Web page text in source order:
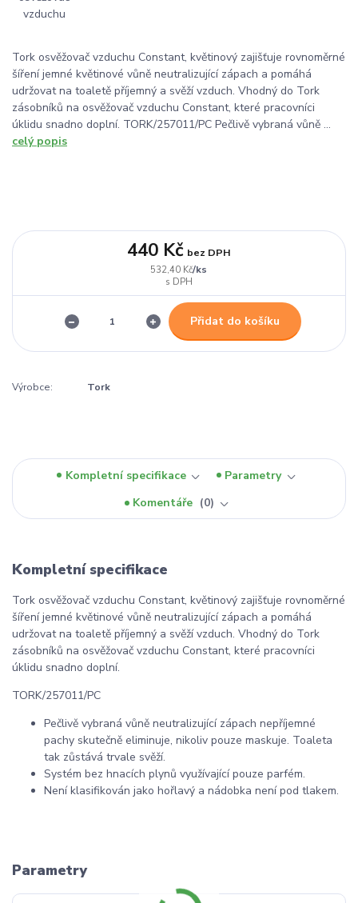
Tork osvěžovač vzduchu Constant, květinový zajišťuje rovnoměrné
šíření jemné květinové vůně neutralizující zápach a pomáhá
udržovat na toaletě příjemný a svěží vzduch. Vhodný do Tork
zásobníků na osvěžovač vzduchu Constant, které pracovníci
úklidu snadno doplní. TORK/257011/PC Pečlivě vybraná vůně ...
celý popis
532,40 Kč/ks
440 Kč bez DPH
Přidat do košíku
Výrobce: Tork
Kompletní specifikace
Parametry
Komentáře
0
Kompletní specifikace
Tork osvěžovač vzduchu Constant, květinový zajišťuje rovnoměrné
šíření jemné květinové vůně neutralizující zápach a pomáhá
udržovat na toaletě příjemný a svěží vzduch. Vhodný do Tork
zásobníků na osvěžovač vzduchu Constant, které pracovníci
úklidu snadno doplní.
TORK/257011/PC
Pečlivě vybraná vůně neutralizující zápach nepříjemné
pachy skutečně eliminuje, nikoliv pouze maskuje. Toaleta
tak zůstává trvale svěží.
Systém bez hnacích plynů využívající pouze parfém.
Není klasifikován jako hořlavý a nádobka není pod tlakem.
Parametry